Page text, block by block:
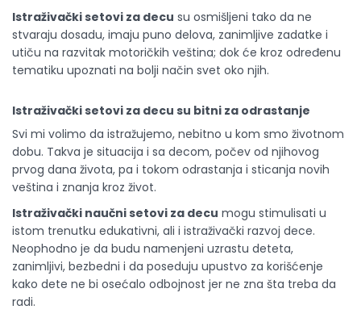
Istraživački setovi za decu su osmišljeni tako da ne
stvaraju dosadu, imaju puno delova, zanimljive zadatke i
utiču na razvitak motoričkih veština; dok će kroz određenu
tematiku upoznati na bolji način svet oko njih.
Istraživački setovi za decu su bitni za odrastanje
Svi mi volimo da istražujemo, nebitno u kom smo životnom
dobu. Takva je situacija i sa decom, počev od njihovog
prvog dana života, pa i tokom odrastanja i sticanja novih
veština i znanja kroz život.
Istraživački naučni setovi za decu mogu stimulisati u
istom trenutku edukativni, ali i istraživački razvoj dece.
Neophodno je da budu namenjeni uzrastu deteta,
zanimljivi, bezbedni i da poseduju upustvo za korišćenje
kako dete ne bi osećalo odbojnost jer ne zna šta treba da
radi.